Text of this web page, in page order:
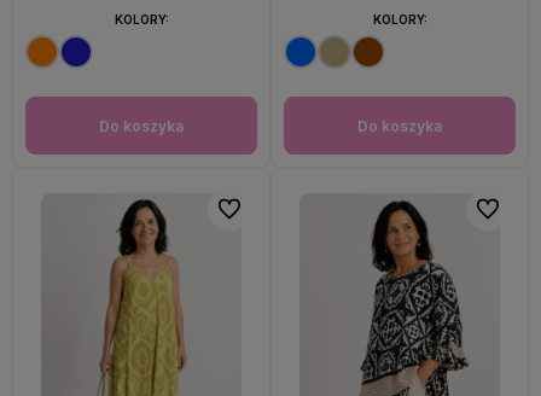
Do koszyka
KOLORY:
Do koszyka
KOLORY:
Do ulubionych Do